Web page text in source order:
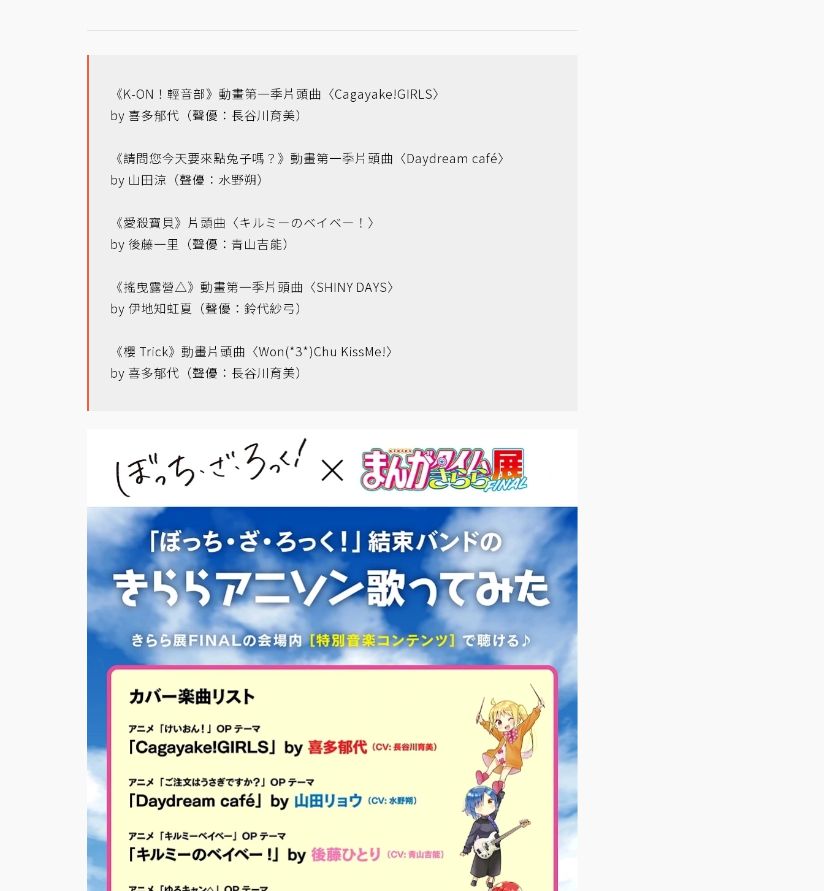
《K-ON！輕音部》動畫第一季片頭曲〈Cagayake!GIRLS〉
by 喜多郁代（聲優：長谷川育美）
《請問您今天要來點兔子嗎？》動畫第一季片頭曲〈Daydream café〉
by 山田涼（聲優：水野朔）
《愛殺寶貝》片頭曲〈キルミーのベイベー！〉
by 後藤一里（聲優：青山吉能）
《搖曳露營△》動畫第一季片頭曲〈SHINY DAYS〉
by 伊地知虹夏（聲優：鈴代紗弓）
《櫻 Trick》動畫片頭曲〈Won(*3*)Chu KissMe!〉
by 喜多郁代（聲優：長谷川育美）